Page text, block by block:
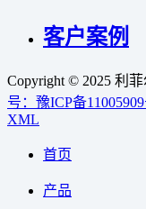
客户案例
Copyright © 2025 利
号：豫ICP备
XML
首页
产品